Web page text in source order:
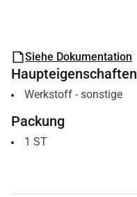
Siehe Dokumentation
Haupteigenschaften
Werkstoff- sonstige
Packung
1 ST